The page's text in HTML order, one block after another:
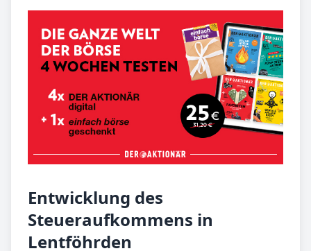
Entwicklung des
Steueraufkommens in
Lentföhrden